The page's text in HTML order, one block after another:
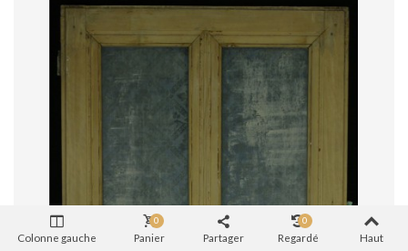
Colonne gauche Panier
0
Partager Regardé
0
Haut